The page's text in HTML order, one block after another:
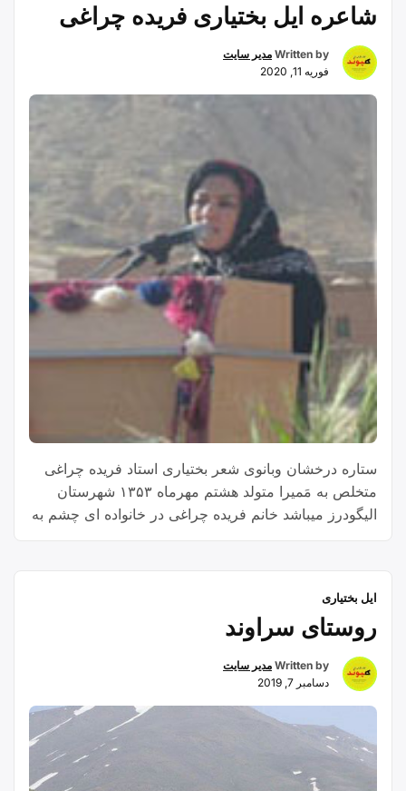
شاعره ایل بختیاری فریده چراغی
Written by مدیر سایت
فوریه 11, 2020
ستاره درخشان وبانوی شعر بختیاری استاد فریده چراغی
متخلص به مَمیرا متولد هشتم مهرماه ۱۳۵۳ شهرستان
الیگودرز میباشد خانم فریده چراغی در خانواده ای چشم به
ایل بختیاری
روستای سراوند
Written by مدیر سایت
دسامبر 7, 2019